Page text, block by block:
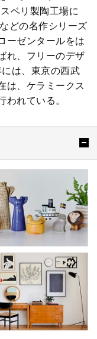
ベリ製陶工場に
どの名作シリーズ
ーゼンタールをは
れ、フリーのデザ
は、東京の西武
は、ケラミークス
われている。